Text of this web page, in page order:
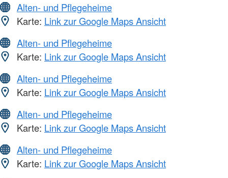
Alten- und Pflegeheime
Karte: Link zur Google Maps Ansicht
Alten- und Pflegeheime
Karte: Link zur Google Maps Ansicht
Alten- und Pflegeheime
Karte: Link zur Google Maps Ansicht
Alten- und Pflegeheime
Karte: Link zur Google Maps Ansicht
Alten- und Pflegeheime
Karte: Link zur Google Maps Ansicht